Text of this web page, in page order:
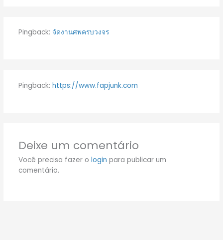
Pingback: จัดงานศพครบวงจร
Pingback: https://www.fapjunk.com
Deixe um comentário
Você precisa fazer o login para publicar um
comentário.